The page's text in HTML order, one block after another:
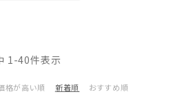
格が高い順 新着順 おすすめ順
1-40件表示